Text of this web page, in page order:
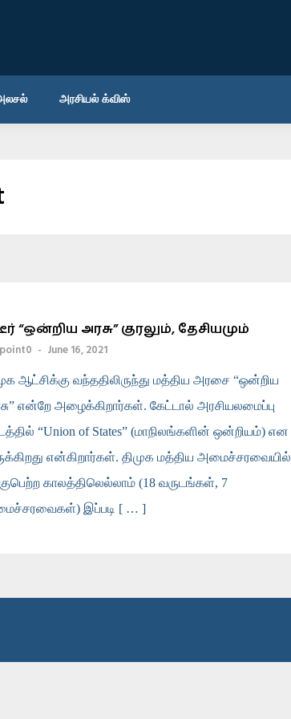
அரசியல் க்விஸ்
“ஒன்றிய அரசு” குரலும், தேசியமும்
- June 16, 2021
ஆட்சிக்கு வந்ததிலிருந்து மத்திய அரசை “ஒன்றிய
என்றே அழைக்கிறார்கள். கேட்டால் அரசியலமைப்பு
“Union of States” (மாநிலங்களின் ஒன்றியம்) என
என்கிறார்கள். திமுக மத்திய அமைச்சரவையில்
காலத்திலெல்லாம் (18 வருடங்கள், 7
இப்படி [ … ]